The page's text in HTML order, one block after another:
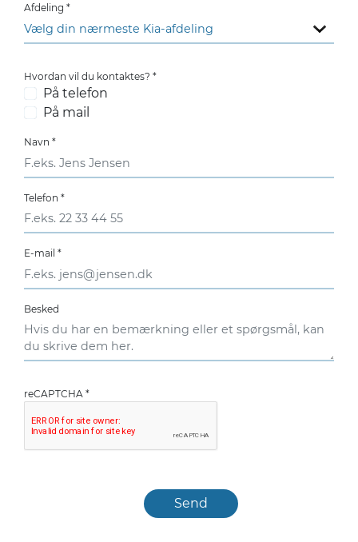
Afdeling *
Hvordan vil du kontaktes? *
På telefon
På mail
Navn *
Telefon *
E-mail *
Besked
reCAPTCHA *